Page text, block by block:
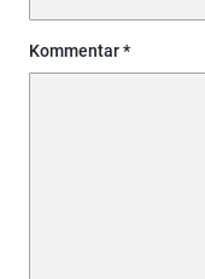
Kommentar